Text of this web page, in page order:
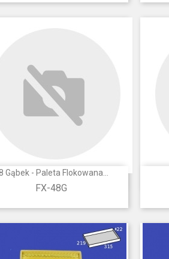
Gąbek - Paleta Flokowana...
FX-48G
Szybki podgląd